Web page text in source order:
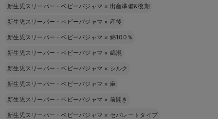
新生児スリーパー・ベビーパジャマ × 出産準備&後期
新生児スリーパー・ベビーパジャマ × 産後
新生児スリーパー・ベビーパジャマ × 綿100％
新生児スリーパー・ベビーパジャマ × 綿混
新生児スリーパー・ベビーパジャマ × シルク
新生児スリーパー・ベビーパジャマ × 麻
新生児スリーパー・ベビーパジャマ × 前開き
新生児スリーパー・ベビーパジャマ × セパレートタイプ